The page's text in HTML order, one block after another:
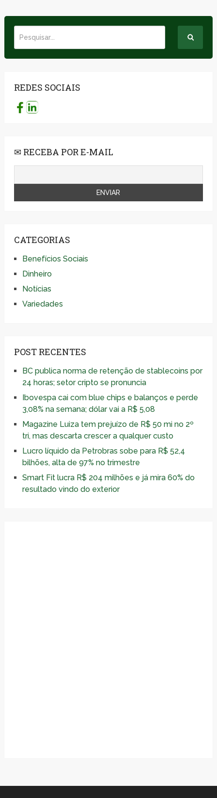
REDES SOCIAIS
✉ RECEBA POR E-MAIL
CATEGORIAS
Benefícios Sociais
Dinheiro
Notícias
Variedades
POST RECENTES
BC publica norma de retenção de stablecoins por
24 horas; setor cripto se pronuncia
Ibovespa cai com blue chips e balanços e perde
3,08% na semana; dólar vai a R$ 5,08
Magazine Luiza tem prejuízo de R$ 50 mi no 2º
tri, mas descarta crescer a qualquer custo
Lucro líquido da Petrobras sobe para R$ 52,4
bilhões, alta de 97% no trimestre
Smart Fit lucra R$ 204 milhões e já mira 60% do
resultado vindo do exterior